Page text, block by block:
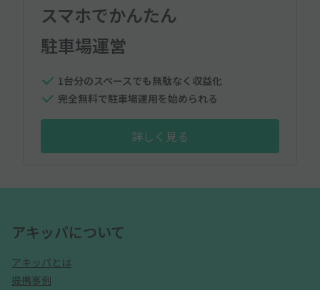
スマホでかんたん
駐車場運営
1台分のスペースでも無駄なく収益化
完全無料で駐車場運用を始められる
詳しく見る
アキッパについて
アキッパとは
提携事例